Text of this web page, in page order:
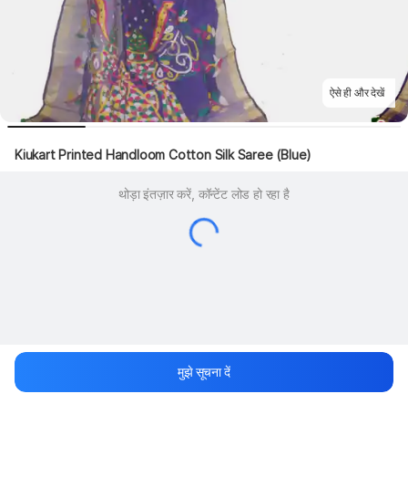
ऐसे ही और देखें
Kiukart Printed Handloom Cotton Silk Saree (Blue)
थोड़ा इंतज़ार करें, कॉन्टेंट लोड हो रहा है
मुझे सूचना दें